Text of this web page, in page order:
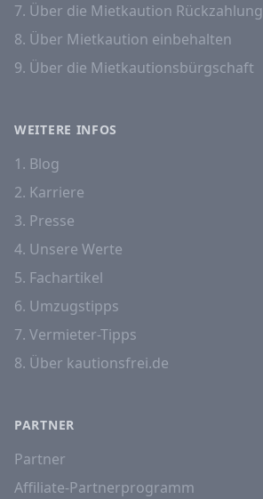
7. Über die Mietkaution Rückzahlung
8. Über Mietkaution einbehalten
9. Über die Mietkautionsbürgschaft
WEITERE INFOS
1. Blog
2. Karriere
3. Presse
4. Unsere Werte
5. Fachartikel
6. Umzugstipps
7. Vermieter-Tipps
8. Über kautionsfrei.de
PARTNER
Partner
Affiliate-Partnerprogramm